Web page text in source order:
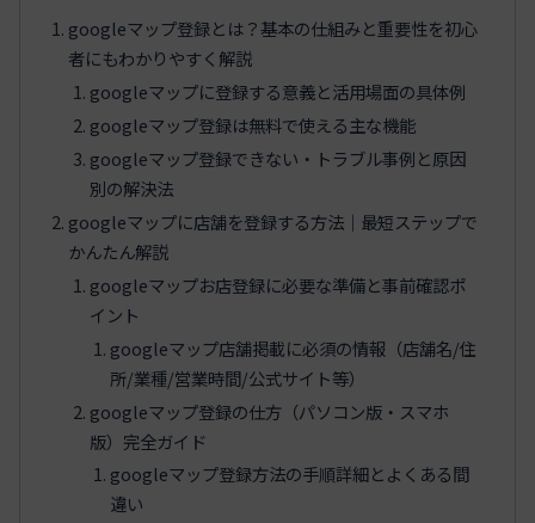
googleマップ登録とは？基本の仕組みと重要性を初心
者にもわかりやすく解説
googleマップに登録する意義と活用場面の具体例
googleマップ登録は無料で使える主な機能
googleマップ登録できない・トラブル事例と原因
別の解決法
googleマップに店舗を登録する方法｜最短ステップで
かんたん解説
googleマップお店登録に必要な準備と事前確認ポ
イント
googleマップ店舗掲載に必須の情報（店舗名/住
所/業種/営業時間/公式サイト等）
googleマップ登録の仕方（パソコン版・スマホ
版）完全ガイド
googleマップ登録方法の手順詳細とよくある間
違い